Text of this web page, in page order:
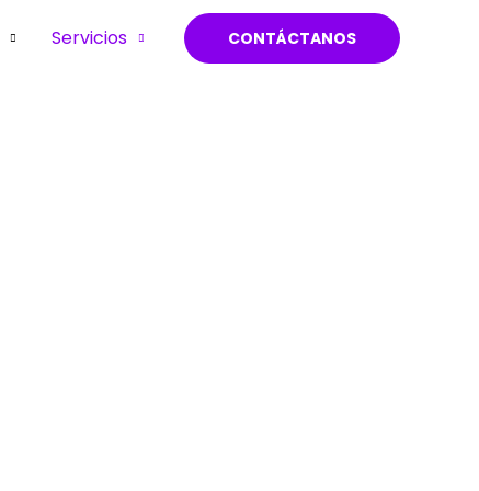
Servicios CONTÁCTANOS